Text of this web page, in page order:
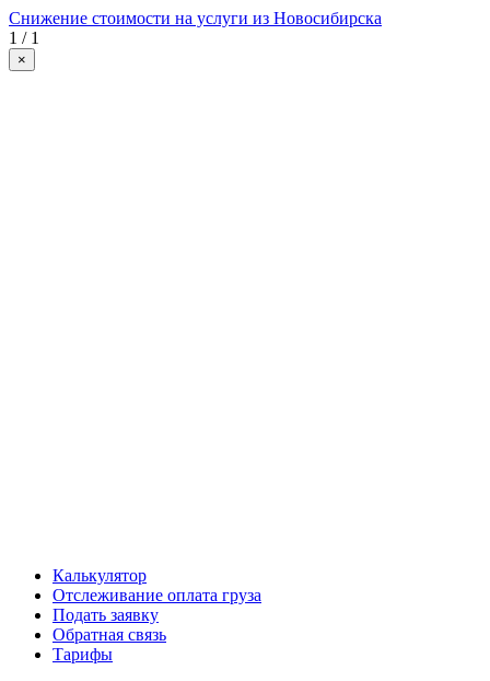
Снижение стоимости на услуги из Новосибирска
1 / 1
×
Калькулятор
Отслеживание оплата груза
Подать заявку
Обратная связь
Тарифы